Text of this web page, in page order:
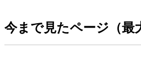
今まで見たページ（最